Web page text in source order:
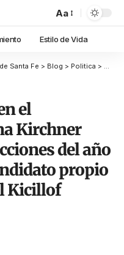
Aa
Estilo de Vida
Santa Fe > Blog > Politica >
el
Kirchner
del año
propio
Kicillof